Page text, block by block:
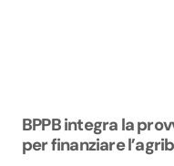
BPPB integra la
per finanziare